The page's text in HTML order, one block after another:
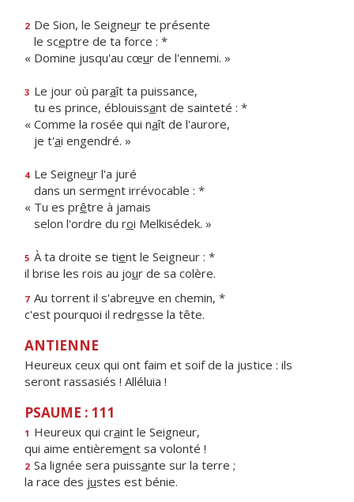
2 De Sion, le Seigneur te présente
le sceptre de ta force : *
« Domine jusqu'au cœur de l'ennemi. »
3 Le jour où paraît ta puissance,
tu es prince, éblouissant de sainteté : *
« Comme la rosée qui naît de l'aurore,
je t'ai engendré. »
4 Le Seigneur l'a juré
dans un serment irrévocable : *
« Tu es prêtre à jamais
selon l'ordre du roi Melkisédek. »
5 À ta droite se tient le Seigneur : *
il brise les rois au jour de sa colère.
7 Au torrent il s'abreuve en chemin, *
c'est pourquoi il redresse la tête.
ANTIENNE
Heureux ceux qui ont faim et soif de la justice : ils
seront rassasiés ! Alléluia !
PSAUME : 111
1 Heureux qui craint le Seigneur,
qui aime entièrement sa volonté !
2 Sa lignée sera puissante sur la terre ;
la race des justes est bénie.